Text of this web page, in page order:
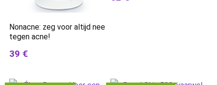
Nonacne: zeg voor altijd nee
tegen acne!
39 €